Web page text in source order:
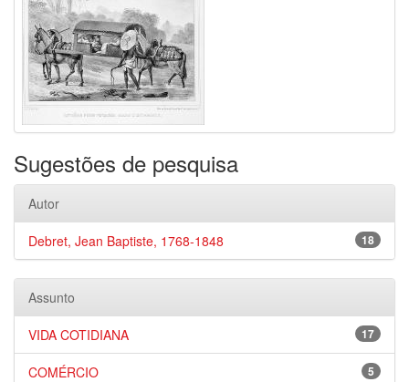
Sugestões de pesquisa
Autor
18
Debret, Jean Baptiste, 1768-1848
Assunto
17
VIDA COTIDIANA
5
COMÉRCIO